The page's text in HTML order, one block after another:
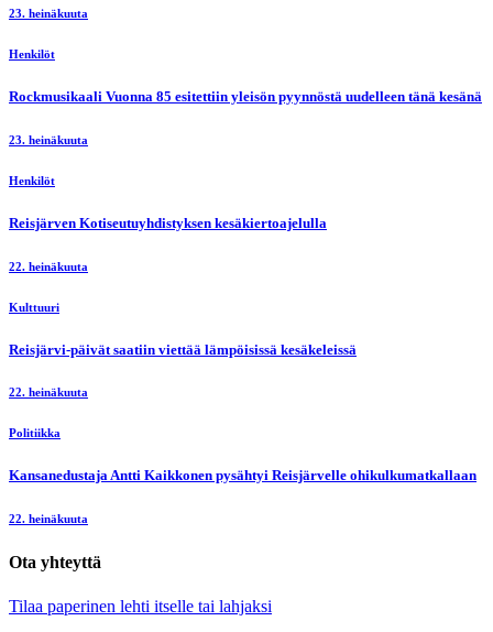
23. heinäkuuta
Henkilöt
Rockmusikaali Vuonna 85 esitettiin yleisön pyynnöstä uudelleen tänä kesänä
23. heinäkuuta
Henkilöt
Reisjärven Kotiseutuyhdistyksen kesäkiertoajelulla
22. heinäkuuta
Kulttuuri
Reisjärvi-päivät saatiin viettää lämpöisissä kesäkeleissä
22. heinäkuuta
Politiikka
Kansanedustaja Antti Kaikkonen pysähtyi Reisjärvelle ohikulkumatkallaan
22. heinäkuuta
Ota yhteyttä
Tilaa paperinen lehti itselle tai lahjaksi